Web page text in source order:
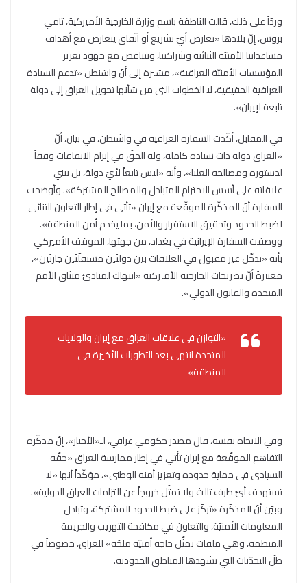
وردّاً على ذلك، قالت الناطقة باسم وزارة الخارجية الأميركية، تامي
بروس، إنّ بلادها «تعارض أيّ تشريع أو اتّفاق يتعارض مع أهداف
مساعداتنا الأمنيّة الثنائية وشراكتنا، ويتناقض مع جهود تعزيز
المؤسسات الأمنيّة العراقية»، مشيرة إلى أنّ واشنطن «تدعم السيادة
العراقية الحقيقية، لا الخطوات التي من شأنها تحويل العراق إلى دولة
تابعة لإيران».
في المقابل، أكّدت السفارة العراقية في واشنطن، في بيان، أنّ
«العراق دولة ذات سيادة كاملة، وله الحقّ في إبرام الاتفاقات وفقاً
لدستوره ومصالحه العليا»، وأنه «ليس تابعاً لأيّ دولة، بل يبني
علاقاته على أسس الاحترام المتبادل والمصالح المشتركة». وأوضحت
السفارة أنّ المذكّرة الموقّعة مع إيران «تأتي في إطار التعاون الثنائي
لضبط الحدود وتحقيق الاستقرار والأمن، بما يخدم أمن المنطقة».
ووصفت السفارة الإيرانية في بغداد، من جهتها، الموقف الأميركي
بأنه «تدخّل غير مقبول في العلاقات بين دولتَين مستقلّتَين جارتَين»،
معتبرةً أنّ تصريحات الخارجية الأميركية «انتهاك لمبادئ ميثاق الأمم
المتحدة والقانون الدولي».
«التوازن في علاقات العراق مع إيران والولايات
المتحدة انتهى بعد التطورات الأخيرة في
المنطقة»
وفي الاتجاه نفسه، قال مصدر حكومي عراقي، لـ«الأخبار»، إنّ مذكّرة
التفاهم الموقّعة مع إيران تأتي في إطار ممارسة العراق «حقّه
السيادي في حماية حدوده وتعزيز أمنه الوطني»، مؤكّداً أنها «لا
تستهدف أيّ طرف ثالث ولا تمثّل خروجاً عن التزامات العراق الدولية».
وبيّن أنّ المذكّرة «تركّز على ضبط الحدود المشتركة، وتبادل
المعلومات الأمنيّة، والتعاون في مكافحة التهريب والجريمة
المنظمة، وهي ملفات تمثّل حاجة أمنيّة ملحّة» للعراق، خصوصاً في
ظلّ التحدّيات التي تشهدها المناطق الحدودية.